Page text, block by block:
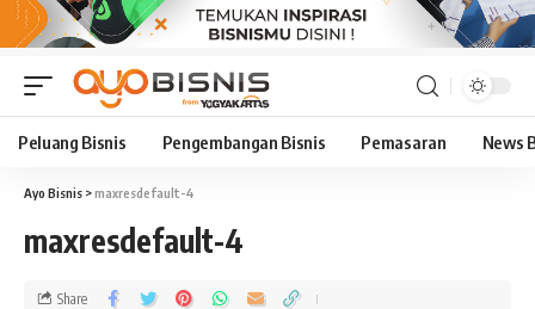
Peluang Bisnis Pengembangan Bisnis Pemasaran News
Ayo Bisnis >maxresdefault-4
maxresdefault-4
Share